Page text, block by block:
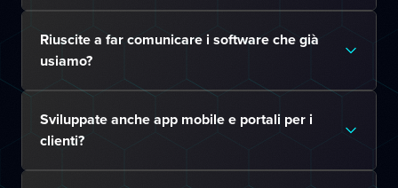
Riuscite a far comunicare i software che già
usiamo?
Sviluppate anche app mobile e portali per i
clienti?